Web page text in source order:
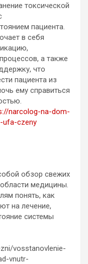
токсической
пациента.
в себя
а также
что
пациента из
ему справиться
narcolog-na-dom-
ufa-czeny
обзор свежих
медицины.
понять, как
на лечение,
системы
vosstanovlenie-
vnutr-